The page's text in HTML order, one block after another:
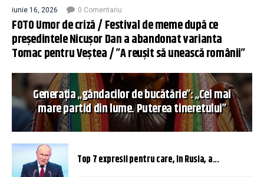
iunie 16, 2026 0 Comentariu
FOTO Umor de criză / Festival de meme după ce
președintele Nicușor Dan a abandonat varianta
Tomac pentru Veștea / ”A reușit să unească românii”
Generația „gândacilor de bucătărie”: „Cel mai
mare partid din lume. Puterea tineretului”
Top 7 expresii pentru care, în Rusia, a...